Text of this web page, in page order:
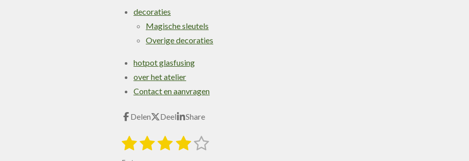
decoraties
Magische sleutels
Overige decoraties
hotpot glasfusing
over het atelier
Contact en aanvragen
Delen Deel Share
R
1 2 3 4 5
S